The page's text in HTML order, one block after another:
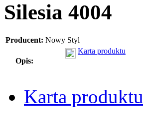
Silesia 4004
Producent: Nowy Styl
Opis:
Karta produktu
Karta produktu